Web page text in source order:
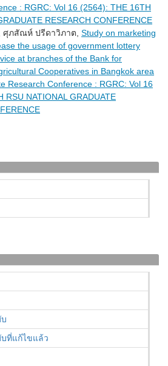
: RGRC: Vol 16 (2564): THE 16TH
RESEARCH CONFERENCE
ภสัณห์ ปรีดาวิภาต, Study on marketing
the usage of government lottery
at branches of the Bank for
Cooperatives in Bangkok area
Research Conference : RGRC: Vol 16
RSU NATIONAL GRADUATE
ที่แก้ไขแล้ว